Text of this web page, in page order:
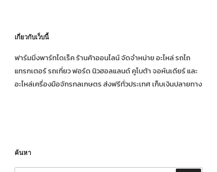
เกี่ยวกับเว็บนี้
ฟาร์มมิ่งพาร์ทไดเร็ค ร้านค้าออนไลน์ จัดจำหน่าย อะไหล่ รถไถ
แทรกเตอร์ รถเกี่ยว ฟอร์ด นิวฮอลแลนด์ คูโบต้า จอห์นเดียร์ และ
อะไหล่เครื่องมือจักรกลเกษตร ส่งฟรีทั่วประเทศ เก็บเงินปลายทาง
ค้นหา